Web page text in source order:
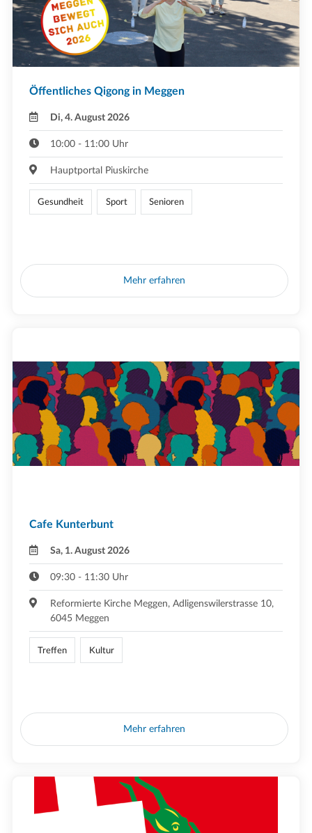
Öffentliches Qigong in Meggen
Di, 4. August 2026
10:00 - 11:00 Uhr
Hauptportal Piuskirche
Gesundheit Sport Senioren
Mehr erfahren
Cafe Kunterbunt
Sa, 1. August 2026
09:30 - 11:30 Uhr
Reformierte Kirche Meggen, Adligenswilerstrasse 10,
6045 Meggen
Treffen Kultur
Mehr erfahren